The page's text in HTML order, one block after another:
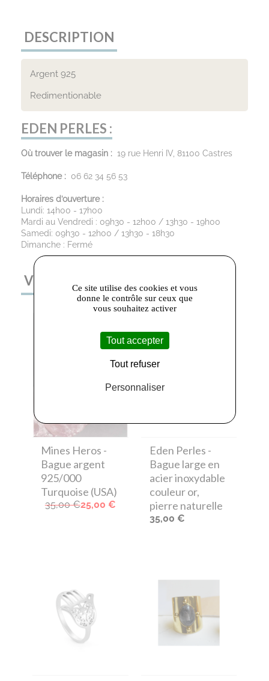
DESCRIPTION
Argent 925
Redimentionable
EDEN PERLES :
Où trouver le magasin : 19 rue Henri IV, 81100 Castres
Téléphone : 06 62 34 56 53
Horaires d’ouverture :
Lundi: 14h00 - 17h00
Mardi au Vendredi : 09h30 - 12h00 / 13h30 - 19h00
Samedi: 09h30 - 12h00 / 13h30 - 18h30
Dimanche : Fermé
VOUS AIMEREZ AUSSI
Mines Heros -
Bague argent
925/000
Turquoise (USA)
35,00 €25,00 €
Eden Perles -
Bague large en
acier inoxydable
couleur or,
pierre naturelle
35,00 €
Ce site utilise des cookies et vous
donne le contrôle sur ceux que
vous souhaitez activer
Tout accepter
Tout refuser
Personnaliser